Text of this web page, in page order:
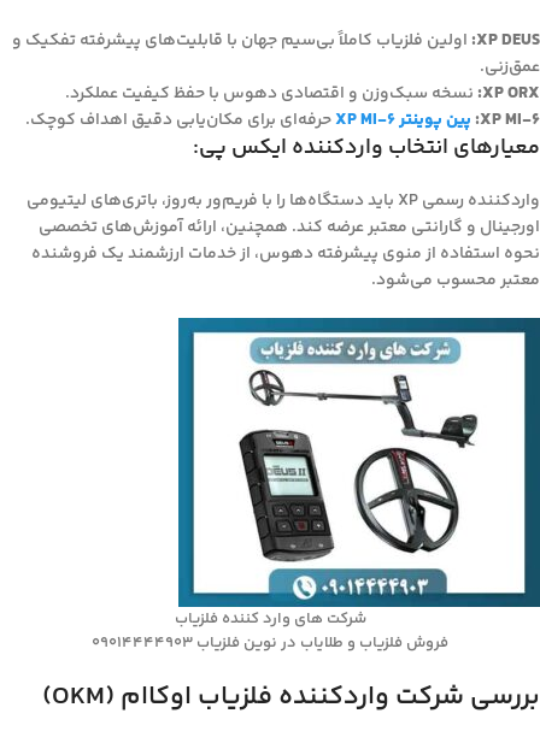
XP DEUS: اولین فلزیاب کاملاً بی‌سیم جهان با قابلیت‌های پیشرفته تفکیک و
عمق‌زنی.
XP ORX: نسخه سبک‌وزن و اقتصادی دهوس با حفظ کیفیت عملکرد.
XP MI-6: پین پوینتر XP MI-6 حرفه‌ای برای مکان‌یابی دقیق اهداف کوچک.
معیارهای انتخاب واردکننده ایکس پی:
واردکننده رسمی XP باید دستگاه‌ها را با فریم‌ور به‌روز، باتری‌های لیتیومی
اورجینال و گارانتی معتبر عرضه کند. همچنین، ارائه آموزش‌های تخصصی
نحوه استفاده از منوی پیشرفته دهوس، از خدمات ارزشمند یک فروشنده
معتبر محسوب می‌شود.
شرکت های وارد کننده فلزیاب
فروش فلزیاب و طلایاب در نوین فلزیاب 09014444903
بررسی شرکت واردکننده فلزیاب اوکاام (OKM)